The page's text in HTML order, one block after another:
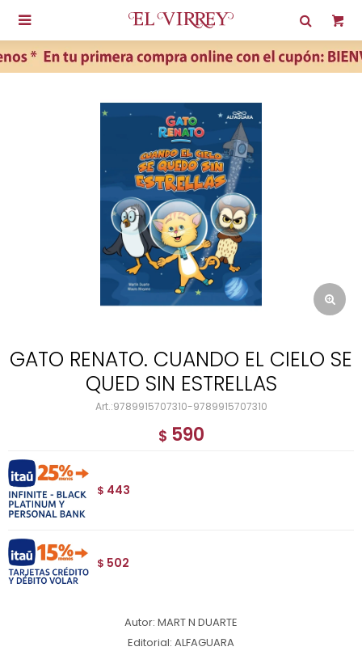

GATO RENATO. CUANDO EL CIELO SE
QUED SIN ESTRELLAS
9789915707310-9789915707310
$ 590
$ 443
$ 502
Autor: MART N DUARTE
Editorial: ALFAGUARA